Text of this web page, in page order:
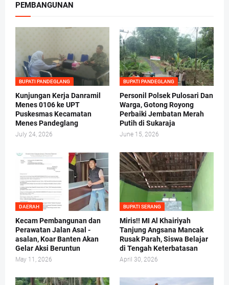
PEMBANGUNAN
BUPATI PANDEGLANG
Kunjungan Kerja Danramil
Menes 0106 ke UPT
Puskesmas Kecamatan
Menes Pandeglang
July 24, 2026
BUPATI PANDEGLANG
Personil Polsek Pulosari Dan
Warga, Gotong Royong
Perbaiki Jembatan Merah
Putih di Sukaraja
June 15, 2026
DAERAH
Kecam Pembangunan dan
Perawatan Jalan Asal -
asalan, Koar Banten Akan
Gelar Aksi Beruntun
May 11, 2026
BUPATI SERANG
Miris!! MI Al Khairiyah
Tanjung Angsana Mancak
Rusak Parah, Siswa Belajar
di Tengah Keterbatasan
April 30, 2026